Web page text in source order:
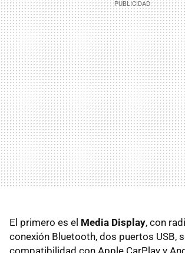
El primero es el Media Display, con
conexión Bluetooth, dos puertos USB,